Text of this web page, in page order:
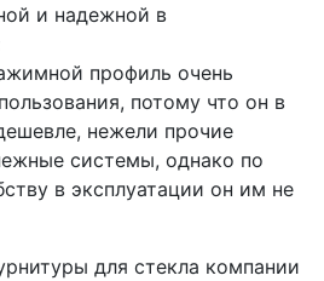
и надежной в
профиль очень
потому что он в
нежели прочие
системы, однако по
в эксплуатации он им не
для стекла компании